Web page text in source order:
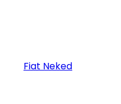
Fiat Neked